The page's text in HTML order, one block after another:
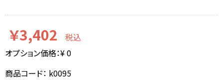
￥3,402
税込
オプション価格：¥0
商品コード： k0095